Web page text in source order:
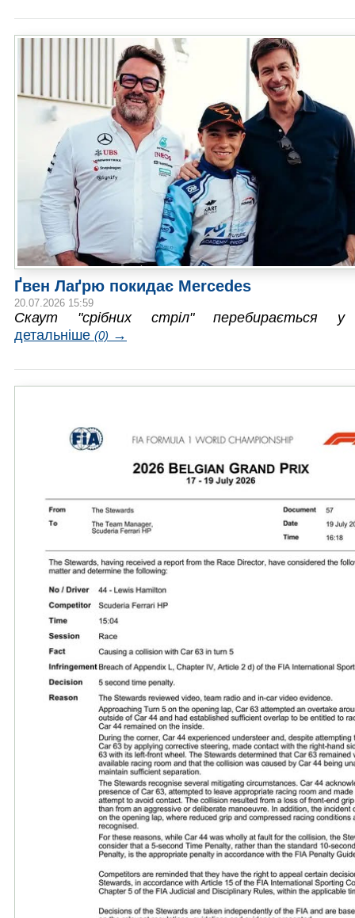
Ґвен Лаґрю покидає Mercedes
20.07.2026 15:59
Скаут "срібних стріл" перебирається
детальніше (0) →